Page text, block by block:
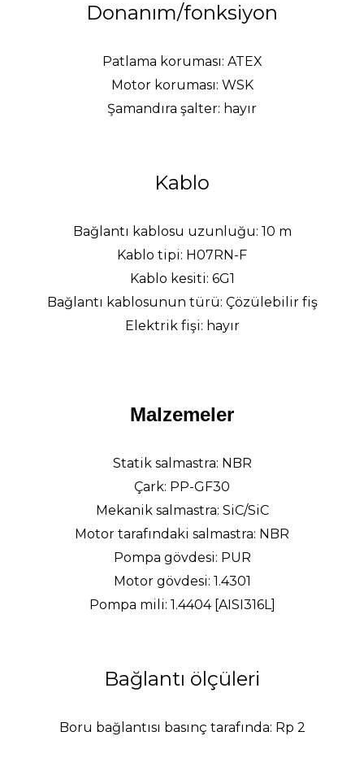
Donanım/fonksiyon
Patlama koruması: ATEX
Motor koruması: WSK
Şamandıra şalter: hayır
Kablo
Bağlantı kablosu uzunluğu: 10 m
Kablo tipi: H07RN-F
Kablo kesiti: 6G1
Bağlantı kablosunun türü: Çözü lebilir fiş
Elektrik fişi: hayır
Malzemeler
Statik salmastra: NBR
Çark: PP-GF30
Mekanik salmastra: SiC/SiC
Motor tarafındaki salmastra: NBR
Pompa gövdesi: PUR
Motor gövdesi: 1.4301
Pompa mili: 1.4404 [AISI316L]
Bağlantı ölçüleri
Boru bağlantısı basınç tarafında: Rp 2